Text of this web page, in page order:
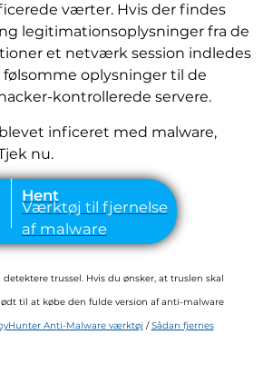
værter. Hvis der findes
legitimationsoplysninger fra de
et netværk session indledes
oplysninger til de
kontrollerede servere.
inficeret med malware,
nu.
trussel. Hvis du ønsker, at truslen skal
til at købe den fulde version af anti-malware
Anti-Malware værktøj /Sådan fjernes